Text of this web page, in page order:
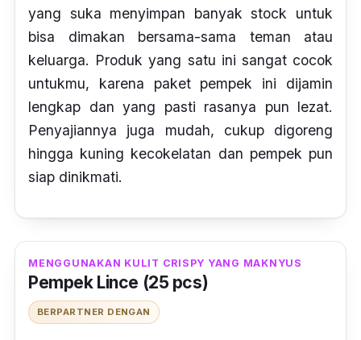
yang suka menyimpan banyakstock untuk
bisa dimakan bersama-sama teman atau
keluarga. Produk yang satu ini sangat cocok
untukmu, karena paket pempek ini dijamin
lengkap dan yang pasti rasanya pun lezat.
Penyajiannya juga mudah, cukup digoreng
hingga kuning kecokelatan dan pempek pun
siap dinikmati.
MENGGUNAKAN KULIT CRISPY YANG MAKNYUS
Pempek Lince (25 pcs)
BERPARTNER DENGAN